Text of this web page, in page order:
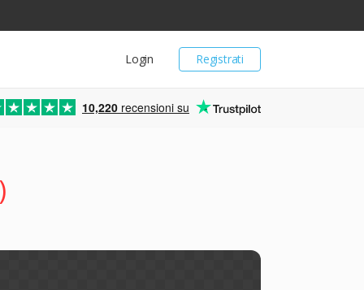
Registrati
Login
10,220 recensioni su